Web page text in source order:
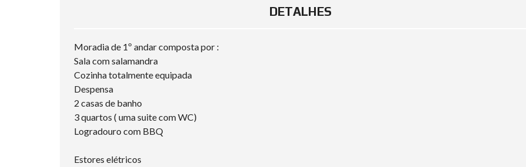
DETALHES
Moradia de 1º andar composta por :
Sala com salamandra
Cozinha totalmente equipada
Despensa
2 casas de banho
3 quartos ( uma suite com WC)
Logradouro com BBQ
Estores elétricos